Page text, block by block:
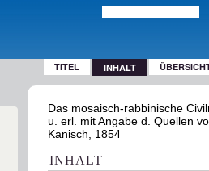
TITEL INHALT
Das mosaisch-rabbinische
u. erl. mit Angabe d. Quellen
Kanisch, 1854
INHALT